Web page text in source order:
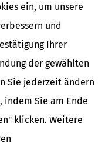
ein, um unsere
und
Ihrer
der gewählten
Sie jederzeit ändern
Sie am Ende
klicken. Weitere